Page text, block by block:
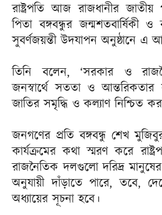
রাষ্ট্রপতি আজ রাজধানীর জাতীয়
পিতা বঙ্গবন্ধুর জন্মশতবার্ষিকী ও
সুবর্ণজয়ন্তী উদযাপন অনুষ্ঠানে এ
তিনি বলেন, ‘সরকার ও
জনস্বার্থে সততা ও
জাতির সমৃদ্ধি ও কল্যাণ নিশ্চিত
জনগণের প্রতি বঙ্গবন্ধু শেখ
কার্যক্রমের কথা স্মরণ করে
রাজনৈতিক দলগুলো দরিদ্র
অনুযায়ী দাঁড়াতে পারে, তবে,
অধ্যায়ের সূচনা হবে।